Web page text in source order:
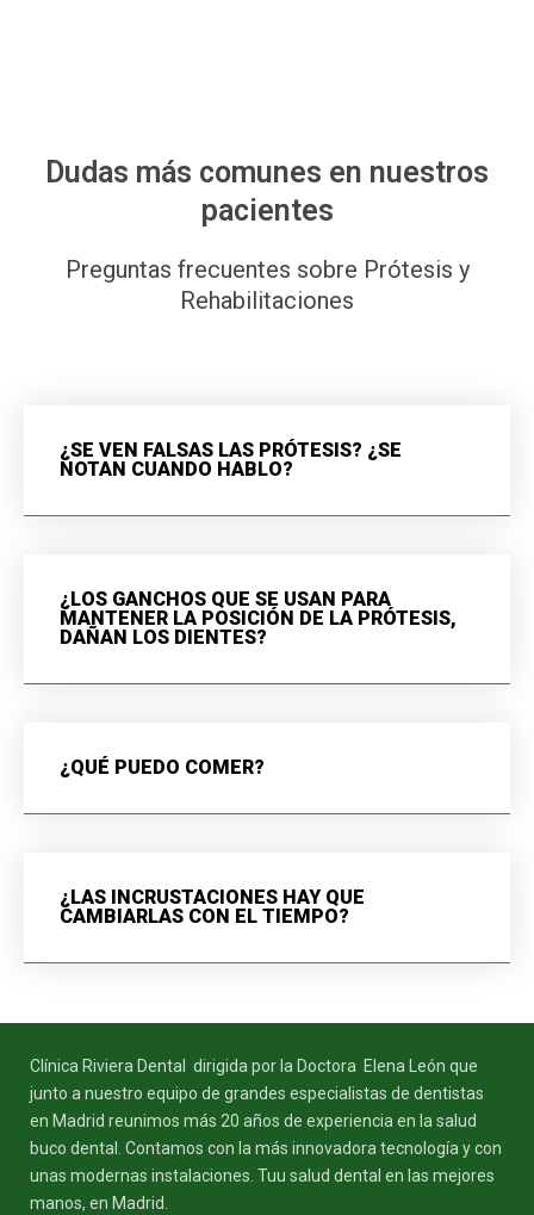
Dudas más comunes en nuestros
pacientes
Preguntas frecuentes sobre Prótesis y
Rehabilitaciones
¿SE VEN FALSAS LAS PRÓTESIS? ¿SE
NOTAN CUANDO HABLO?
¿LOS GANCHOS QUE SE USAN PARA
MANTENER LA POSICIÓN DE LA PRÓTESIS,
DAÑAN LOS DIENTES?
¿QUÉ PUEDO COMER?
¿LAS INCRUSTACIONES HAY QUE
CAMBIARLAS CON EL TIEMPO?
Clínica Riviera Dental dirigida por la Doctora Elena León que
junto a nuestro equipo de grandes especialistas de dentistas
en Madrid reunimos más 20 años de experiencia en la salud
buco dental. Contamos con la más innovadora tecnología y con
unas modernas instalaciones. Tuu salud dental en las mejores
manos, en Madrid.